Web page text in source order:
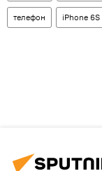
телефон iPhone 6S